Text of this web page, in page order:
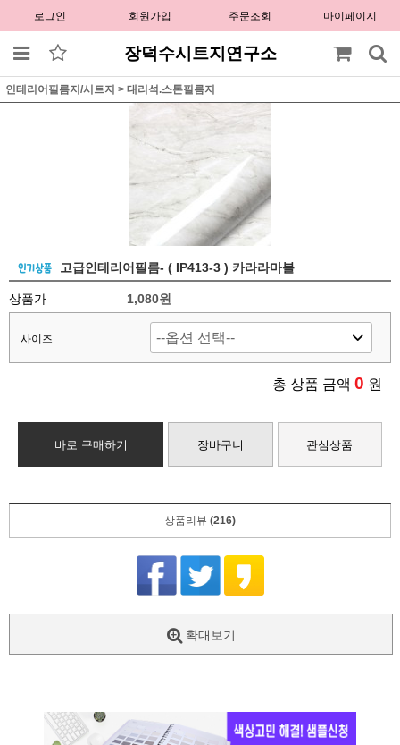
로그인 회원가입 주문조회 마이페이지
장덕수시트지연구소
인테리어필름지/시트지 > 대리석.스톤필름지
고급인테리어필름- ( IP413-3 ) 카라라마블
상품가 1,080원
사이즈
총 상품 금액 0 원
바로 구매하기 장바구니 관심상품
상품리뷰 (216)
확대보기